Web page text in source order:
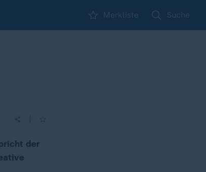
Merkliste Suche
der